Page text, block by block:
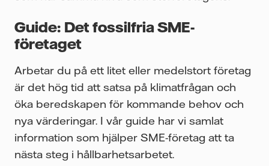
Guide: Det fossilfria SME-
företaget
Arbetar du på ett litet eller medelstort företag
är det hög tid att satsa på klimatfrågan och
öka beredskapen för kommande behov och
nya värderingar. I vår guide har vi samlat
information som hjälper SME-företag att ta
nästa steg i hållbarhetsarbetet.